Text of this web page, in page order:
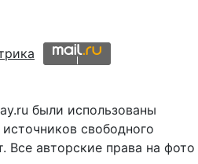
были использованы
свободного
Все авторские права на фото